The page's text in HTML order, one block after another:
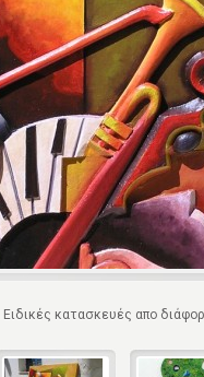
κατασκευές απο